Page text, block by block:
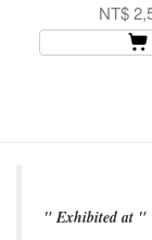
NT$
" Exhibited at "